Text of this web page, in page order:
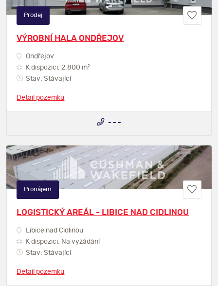
VÝROBNÍ HALA ONDŘEJOV
Ondřejov
K dispozici: 2.800 m2
Stav: Stávající
Detail pozemku
Prodej
- - -
LOGISTICKÝ AREÁL - LIBICE NAD CIDLINOU
Libice nad Cidlinou
K dispozici: Na vyžádání
Stav: Stávající
Detail pozemku
Pronájem